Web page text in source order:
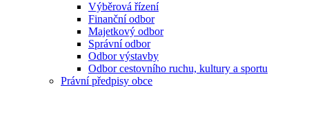
Výběrová řízení
Finanční odbor
Majetkový odbor
Správní odbor
Odbor výstavby
Odbor cestovního ruchu, kultury a sportu
Právní předpisy obce